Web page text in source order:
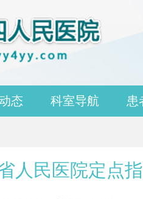
态 科室导航 患
人民医院定点